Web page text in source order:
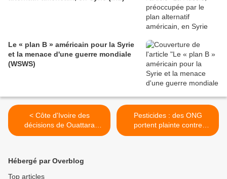
Le « plan B » américain pour la Syrie
et la menace d'une guerre mondiale
(WSWS)
< Côte d'Ivoire des
décisions de Ouattara
inquiètent – Pourquoi
ivoirienne)
Pesticides : des ONG
portent plainte contre
Monsanto et l'Europe
Hébergé par Overblog
Top articles